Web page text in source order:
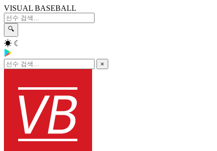
VISUAL BASEBALL
🔍
☀ ☾
×